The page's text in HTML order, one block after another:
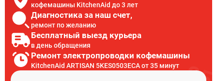
кофемашины KitchenAid до 3 лет
Диагностика за наш счет,
ремонт по желанию
Бесплатный выезд курьера
в день обращения
Ремонт электропроводки кофемашины
KitchenAid ARTISAN 5KES0503ECA от 35 минут